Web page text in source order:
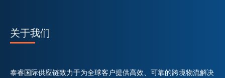
关于我们
泰睿国际供应链致力于为全球客户提供高效、可靠的跨境物流解决